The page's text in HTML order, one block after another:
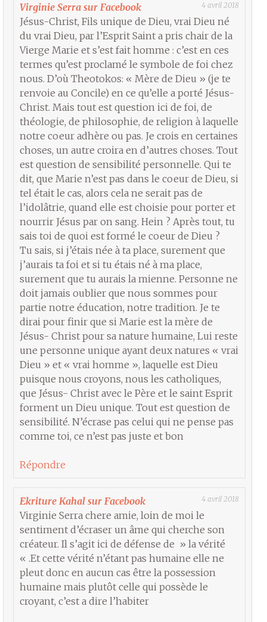
Virginie Serra sur Facebook 4 avril 2018
Jésus-Christ, Fils unique de Dieu, vrai Dieu né
du vrai Dieu, par l’Esprit Saint a pris chair de la
Vierge Marie et s’est fait homme : c’est en ces
termes qu’est proclamé le symbole de foi chez
nous. D’où Theotokos: « Mère de Dieu » (je te
renvoie au Concile) en ce qu’elle a porté Jésus-
Christ. Mais tout est question ici de foi, de
théologie, de philosophie, de religion à laquelle
notre coeur adhère ou pas. Je crois en certaines
choses, un autre croira en d’autres choses. Tout
est question de sensibilité personnelle. Qui te
dit, que Marie n’est pas dans le coeur de Dieu, si
tel était le cas, alors cela ne serait pas de
l’idolâtrie, quand elle est choisie pour porter et
nourrir Jésus par on sang. Hein ? Après tout, tu
sais toi de quoi est formé le coeur de Dieu ?
Tu sais, si j’étais née à ta place, surement que
j’aurais ta foi et si tu étais né à ma place,
surement que tu aurais la mienne. Personne ne
doit jamais oublier que nous sommes pour
partie notre éducation, notre tradition. Je te
dirai pour finir que si Marie est la mère de
Jésus- Christ pour sa nature humaine, Lui reste
une personne unique ayant deux natures « vrai
Dieu » et « vrai homme », laquelle est Dieu
puisque nous croyons, nous les catholiques,
que Jésus- Christ avec le Père et le saint Esprit
forment un Dieu unique. Tout est question de
sensibilité. N’écrase pas celui qui ne pense pas
comme toi, ce n’est pas juste et bon
Répondre
Ekriture Kahal sur Facebook 4 avril 2018
Virginie Serra chere amie, loin de moi le
sentiment d’écraser un âme qui cherche son
créateur. Il s’agit ici de défense de » la vérité
« .Et cette vérité n’étant pas humaine elle ne
pleut donc en aucun cas être la possession
humaine mais plutôt celle qui possède le
croyant, c’est a dire l’habiter